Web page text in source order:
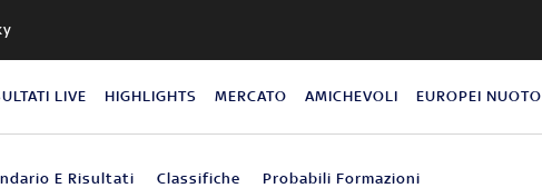
LIVE HIGHLIGHTS MERCATO AMICHEVOLI EUROPEI NUOTO
E Risultati Classifiche Probabili Formazioni